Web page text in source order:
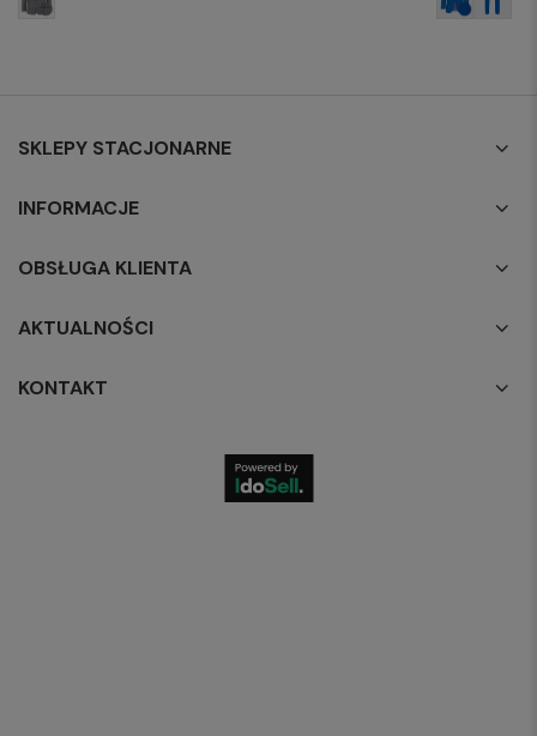
SKLEPY STACJONARNE
INFORMACJE
OBSŁUGA KLIENTA
AKTUALNOŚCI
KONTAKT